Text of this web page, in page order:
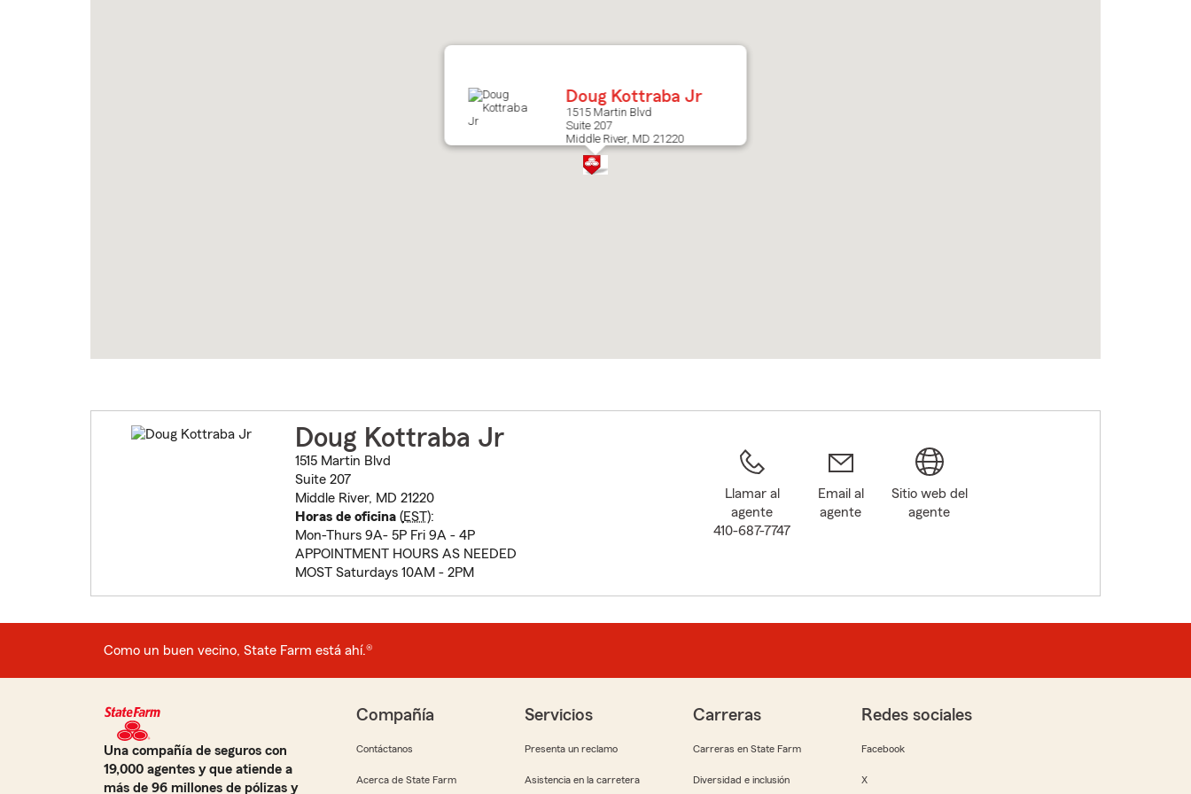
Doug Kottraba Jr
1515 Martin Blvd
Suite 207
Middle River, MD 21220
Doug Kottraba Jr
1515 Martin Blvd
Suite 207
Middle River, MD 21220
Horas de oficina(EST):
Mon-Thurs 9A- 5P Fri 9A - 4P
APPOINTMENT HOURS AS NEEDED
MOST Saturdays 10AM - 2PM
Llamar al
agente
410-687-7747
Email al
agente
Sitio web del
agente
Como un buen vecino, State Farm está ahí.®
Una compañía de seguros con
19,000 agentes y que atiende a
más de 96 millones de pólizas y
Compañía
Contáctanos
Acerca de State Farm
Servicios
Presenta un reclamo
Asistencia en la carretera
Carreras
Carreras en State Farm
Diversidad e inclusión
Redes sociales
Facebook
X